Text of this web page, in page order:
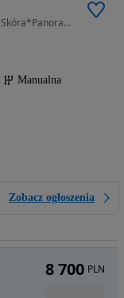
1364 cm3 • 140 KM • Cosmo 1.4T 140KM *LED* Skóra*Panorama*7miejsc*Gwarancja 1ROK
Manualna
Zobacz ogłoszenia
8 700 PLN